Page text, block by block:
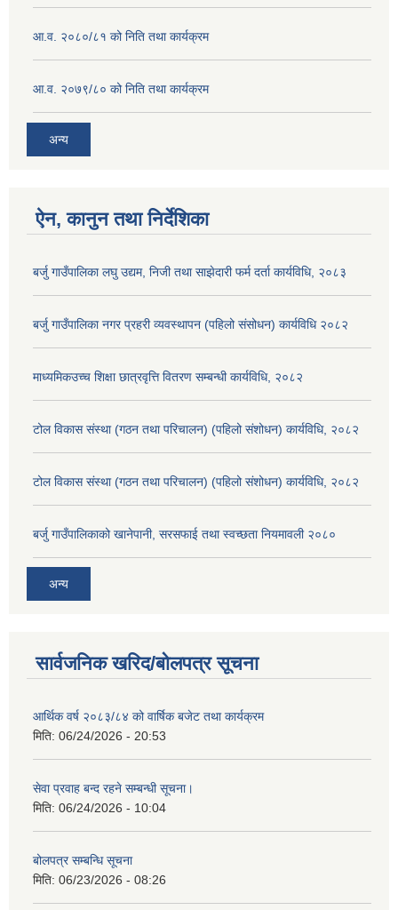
आ.व. २०८०/८१ को निति तथा कार्यक्रम
आ.व. २०७९/८० को निति तथा कार्यक्रम
अन्य
ऐन, कानुन तथा निर्देशिका
बर्जु गाउँपालिका लघु उद्यम, निजी तथा साझेदारी फर्म दर्ता कार्यविधि, २०८३
बर्जु गाउँपालिका नगर प्रहरी व्यवस्थापन (पहिलो संसोधन) कार्यविधि २०८२
माध्यमिकउच्च शिक्षा छात्रवृत्ति वितरण सम्बन्धी कार्यविधि, २०८२
टोल विकास संस्था (गठन तथा परिचालन) (पहिलो संशोधन) कार्यविधि, २०८२
टोल विकास संस्था (गठन तथा परिचालन) (पहिलो संशोधन) कार्यविधि, २०८२
बर्जु गाउँपालिकाको खानेपानी, सरसफाई तथा स्वच्छता नियमावली २०८०
अन्य
सार्वजनिक खरिद/बोलपत्र सूचना
आर्थिक वर्ष २०८३/८४ को वार्षिक बजेट तथा कार्यक्रम
मिति: 06/24/2026 - 20:53
सेवा प्रवाह बन्द रहने सम्बन्धी सूचना।
मिति: 06/24/2026 - 10:04
बोलपत्र सम्बन्धि सूचना
मिति: 06/23/2026 - 08:26